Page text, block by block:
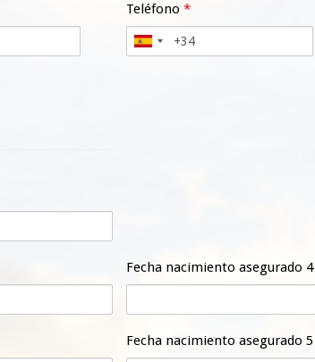
Teléfono*
Fecha nacimiento asegurado 4
Fecha nacimiento asegurado 5